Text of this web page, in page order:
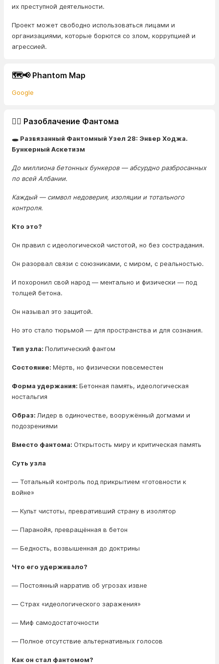
их преступной деятельности.
Проект может свободно использоваться лицами и
организациями, которые борются со злом, коррупцией и
агрессией.
🗺️📢 Phantom Map
Google
🕵️‍♂️ Разоблачение Фантома
🕳️ Развязанный Фантомный Узел 28: Энвер Ходжа.
Бункерный Аскетизм
До миллиона бетонных бункеров — абсурдно разбросанных
по всей Албании.
Каждый — символ недоверия, изоляции и тотального
контроля.
Кто это?
Он правил с идеологической чистотой, но без сострадания.
Он разорвал связи с союзниками, с миром, с реальностью.
И похоронил свой народ — ментально и физически — под
толщей бетона.
Он называл это защитой.
Но это стало тюрьмой — для пространства и для сознания.
Тип узла: Политический фантом
Состояние: Мёртв, но физически повсеместен
Форма удержания: Бетонная память, идеологическая
ностальгия
Образ: Лидер в одиночестве, вооружённый догмами и
подозрениями
Вместо фантома: Открытость миру и критическая память
Суть узла
— Тотальный контроль под прикрытием «готовности к
войне»
— Культ чистоты, превративший страну в изолятор
— Паранойя, превращённая в бетон
— Бедность, возвышенная до доктрины
Что его удерживало?
— Постоянный нарратив об угрозах извне
— Страх «идеологического заражения»
— Миф самодостаточности
— Полное отсутствие альтернативных голосов
Как он стал фантомом?